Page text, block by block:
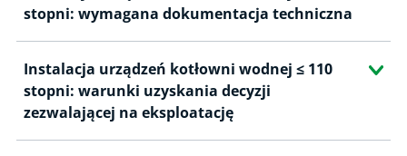
Informacje dla eksploatujących
Identyfikacja zagrożeń
stopni: wymagana dokumentacja techniczna
Instalacja urządzeń kotłowni wodnej ≤ 110
stopni: warunki uzyskania decyzji
zezwalającej na eksploatację